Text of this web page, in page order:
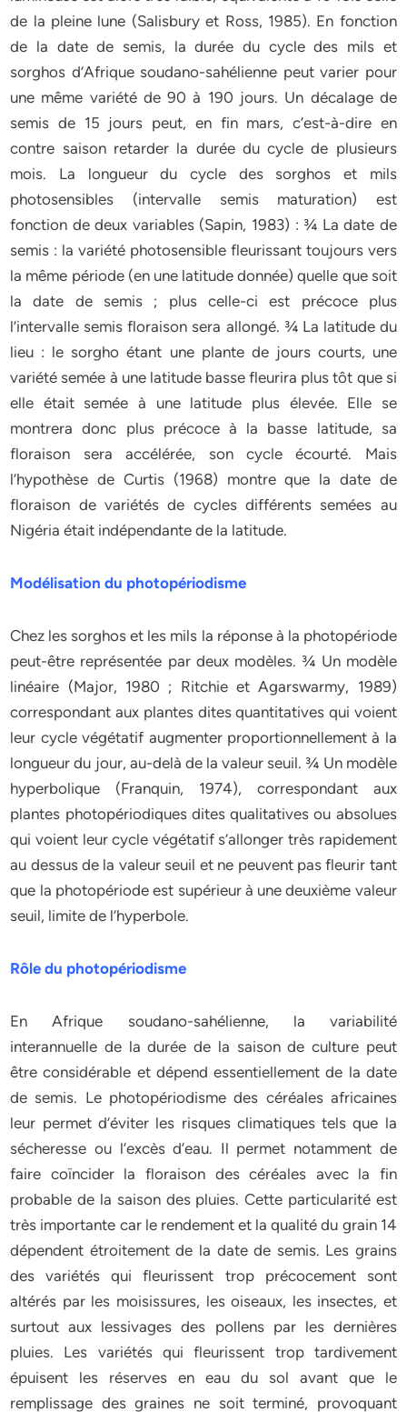
de la pleine lune (Salisbury et Ross, 1985). En fonction
de la date de semis, la durée du cycle des mils et
sorghos d’Afrique soudano-sahélienne peut varier pour
une même variété de 90 à 190 jours. Un décalage de
semis de 15 jours peut, en fin mars, c’est-à-dire en
contre saison retarder la durée du cycle de plusieurs
mois. La longueur du cycle des sorghos et mils
photosensibles (intervalle semis maturation) est
fonction de deux variables (Sapin, 1983) : ¾ La date de
semis : la variété photosensible fleurissant toujours vers
la même période (en une latitude donnée) quelle que soit
la date de semis ; plus celle-ci est précoce plus
l’intervalle semis floraison sera allongé. ¾ La latitude du
lieu : le sorgho étant une plante de jours courts, une
variété semée à une latitude basse fleurira plus tôt que si
elle était semée à une latitude plus élevée. Elle se
montrera donc plus précoce à la basse latitude, sa
floraison sera accélérée, son cycle écourté. Mais
l’hypothèse de Curtis (1968) montre que la date de
floraison de variétés de cycles différents semées au
Nigéria était indépendante de la latitude.
Modélisation du photopériodisme
Chez les sorghos et les mils la réponse à la photopériode
peut-être représentée par deux modèles. ¾ Un modèle
linéaire (Major, 1980 ; Ritchie et Agarswarmy, 1989)
correspondant aux plantes dites quantitatives qui voient
leur cycle végétatif augmenter proportionnellement à la
longueur du jour, au-delà de la valeur seuil. ¾ Un modèle
hyperbolique (Franquin, 1974), correspondant aux
plantes photopériodiques dites qualitatives ou absolues
qui voient leur cycle végétatif s’allonger très rapidement
au dessus de la valeur seuil et ne peuvent pas fleurir tant
que la photopériode est supérieur à une deuxième valeur
seuil, limite de l’hyperbole.
Rôle du photopériodisme
En Afrique soudano-sahélienne, la variabilité
interannuelle de la durée de la saison de culture peut
être considérable et dépend essentiellement de la date
de semis. Le photopériodisme des céréales africaines
leur permet d’éviter les risques climatiques tels que la
sécheresse ou l’excès d’eau. Il permet notamment de
faire coïncider la floraison des céréales avec la fin
probable de la saison des pluies. Cette particularité est
très importante car le rendement et la qualité du grain 14
dépendent étroitement de la date de semis. Les grains
des variétés qui fleurissent trop précocement sont
altérés par les moisissures, les oiseaux, les insectes, et
surtout aux lessivages des pollens par les dernières
pluies. Les variétés qui fleurissent trop tardivement
épuisent les réserves en eau du sol avant que le
remplissage des graines ne soit terminé, provoquant